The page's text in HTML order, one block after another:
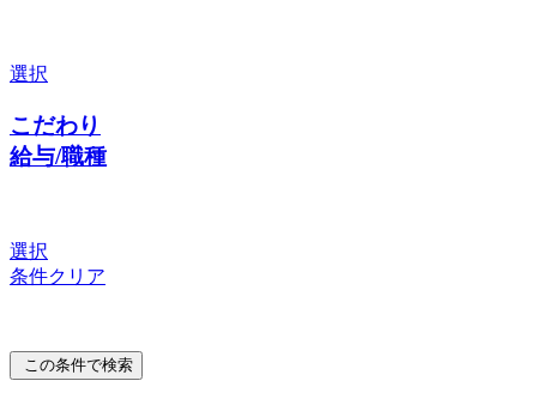
選択
こだわり
給与/職種
選択
条件クリア
この条件で検索